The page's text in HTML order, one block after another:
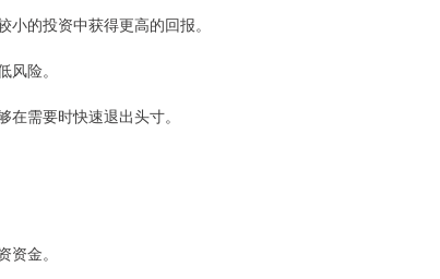
的投资中获得更高的回报。
险。
需要时快速退出头寸。
金。